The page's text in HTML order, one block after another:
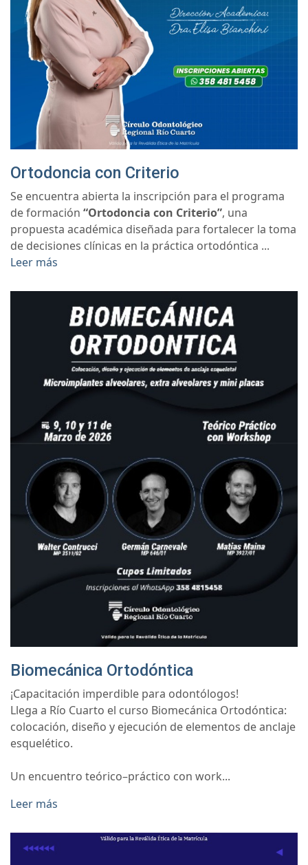
Ortodoncia con Criterio
Se encuentra abierta la inscripción para el programa
de formación “Ortodoncia con Criterio”, una
propuesta académica diseñada para fortalecer la toma
de decisiones clínicas en la práctica ortodóntica ...
Leer más
Biomecánica Ortodóntica
¡Capacitación imperdible para odontólogos!
Llega a Río Cuarto el curso Biomecánica Ortodóntica:
colocación, diseño y ejecución de elementos de anclaje
esquelético.
Un encuentro teórico–práctico con work...
Leer más